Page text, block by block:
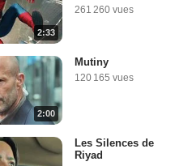
2:33
261 260 vues
2:00
Mutiny
120 165 vues
Les Silences de
Riyad